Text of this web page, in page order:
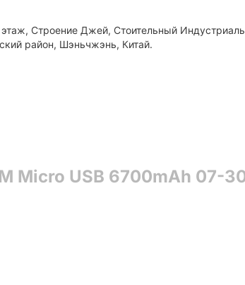
Строение Джей, Стоительный
район, Шэньчжэнь, Китай.
Micro USB 6700mAh 07-